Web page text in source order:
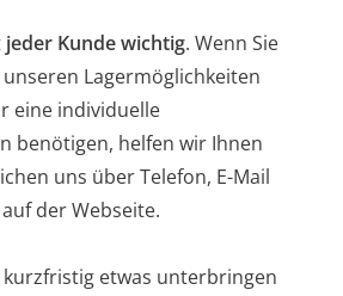
jeder Kunde wichtig. Wenn Sie
Lagermöglichkeiten
eine individuelle
benötigen, helfen wir Ihnen
uns über Telefon, E-Mail
der Webseite.
kurzfristig etwas unterbringen